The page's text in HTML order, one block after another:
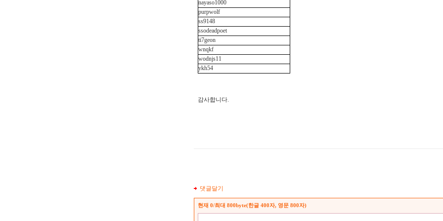
nayaso1000
purpwolf
ss9148
ssodeadpoet
ti7geon
wnqkf
wodnjs11
ykh54
감사합니다.
댓글달기
현재 0/최대 800byte(한글 400자, 영문 800자)